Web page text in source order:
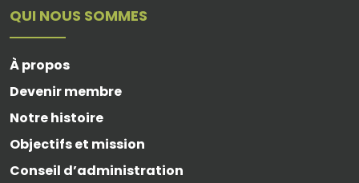
QUI NOUS SOMMES
À propos
Devenir membre
Notre histoire
Objectifs et mission
Conseil d’administration